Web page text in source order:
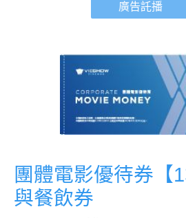
廣告託播
團體電影優待券【1
與餐飲券